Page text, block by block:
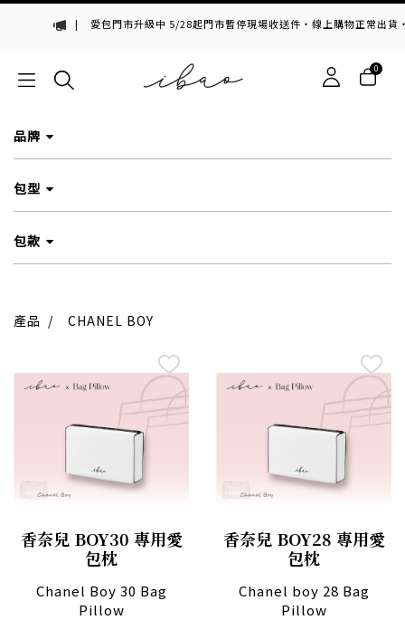
| 愛包門市升級中 5/28起門市暫停現場收送件・線上購物正常出貨・
0
品牌
包型
包款
產品 / CHANEL BOY
香奈兒 BOY30 專用愛
包枕
Chanel Boy 30 Bag
Pillow
香奈兒 BOY28 專用愛
包枕
Chanel boy 28 Bag
Pillow